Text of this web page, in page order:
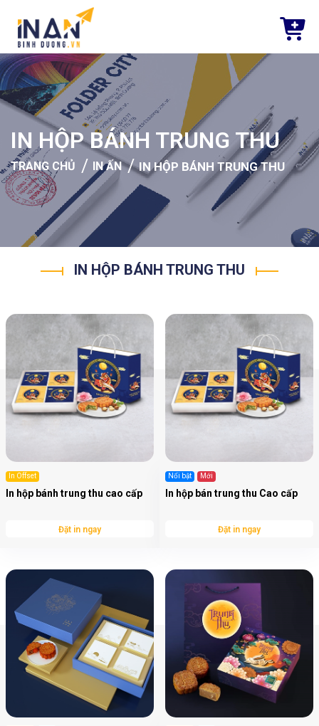
IN HỘP BÁNH TRUNG THU
TRANG CHỦ / IN ẤN /IN HỘP BÁNH TRUNG THU
IN HỘP BÁNH TRUNG THU
In Offset
In hộp bánh trung thu cao cấp
Đặt in ngay
Nổi bật Mới
In hộp bán trung thu Cao cấp
Đặt in ngay